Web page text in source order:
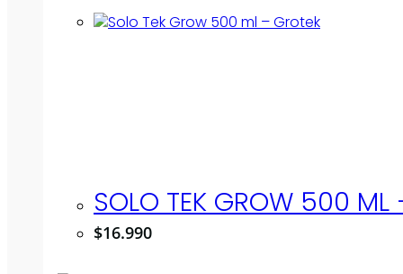
SOLO TEK GROW 500 ML
$16.990